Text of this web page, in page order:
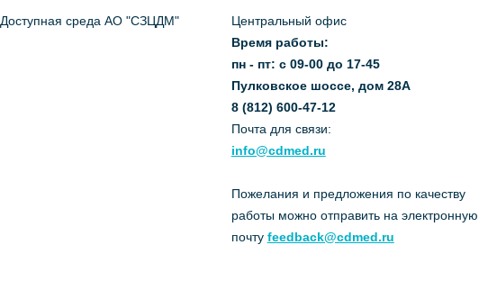
Доступная среда АО "СЗЦДМ"
Центральный офис
Время работы:
пн - пт: с 09-00 до 17-45
Пулковское шоссе, дом 28А
8 (812) 600-47-12
Почта для связи:
info@cdmed.ru
Пожелания и предложения по качеству
работы можно отправить на электронную
почту feedback@cdmed.ru